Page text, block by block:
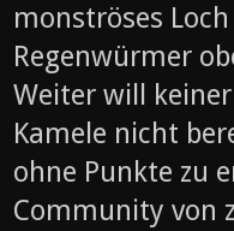
monströses
Regenwürmer
Weiter will
Kamele nicht
ohne Punkte zu
Community von